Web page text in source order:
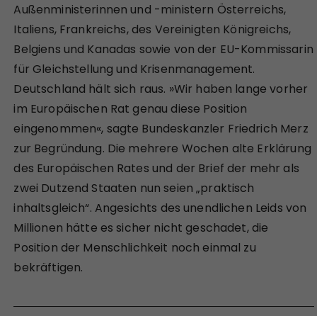
Außenministerinnen und -ministern Österreichs,
Italiens, Frankreichs, des Vereinigten Königreichs,
Belgiens und Kanadas sowie von der EU-Kommissarin
für Gleichstellung und Krisenmanagement.
Deutschland hält sich raus. »Wir haben lange vorher
im Europäischen Rat genau diese Position
eingenommen«, sagte Bundeskanzler Friedrich Merz
zur Begründung. Die mehrere Wochen alte Erklärung
des Europäischen Rates und der Brief der mehr als
zwei Dutzend Staaten nun seien „praktisch
inhaltsgleich“. Angesichts des unendlichen Leids von
Millionen hätte es sicher nicht geschadet, die
Position der Menschlichkeit noch einmal zu
bekräftigen.